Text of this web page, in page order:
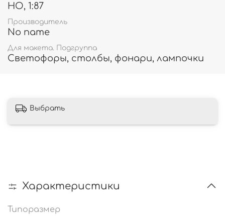
HO, 1:87
Производитель
No name
Для макета. Подгруппа
Светофоры, столбы, фонари, лампочки
Выбрать
Характеристики
Типоразмер